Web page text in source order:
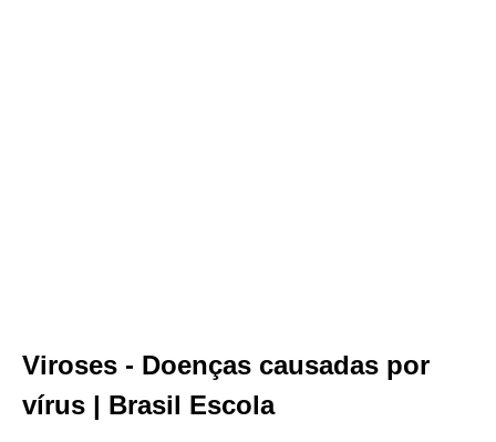
Viroses - Doenças causadas por
vírus | Brasil Escola